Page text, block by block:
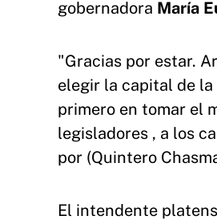
gobernadora María
"Gracias por estar.
elegir la capital de
primero en tomar el
legisladores , a los
por (Quintero
El intendente